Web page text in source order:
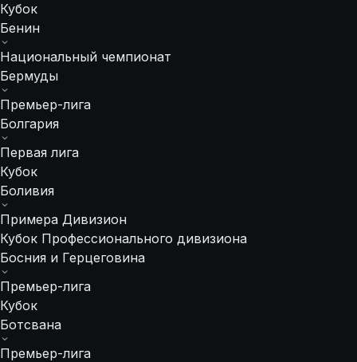
Кубок
Бенин
Национальный чемпионат
Бермуды
Премьер-лига
Болгария
Первая лига
Кубок
Боливия
Примера Дивизион
Кубок Профессионального дивизиона
Босния и Герцеговина
Премьер-лига
Кубок
Ботсвана
Премьер-лига